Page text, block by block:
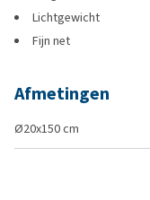
Lichtgewicht
Fijn net
Afmetingen
Ø20x150 cm